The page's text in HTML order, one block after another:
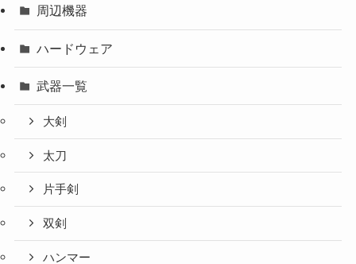
周辺機器
ハードウェア
武器一覧
大剣
太刀
片手剣
双剣
ハンマー